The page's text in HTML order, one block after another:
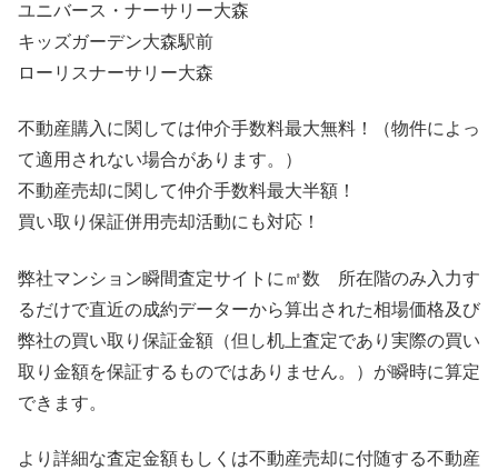
ユニバース・ナーサリー大森
キッズガーデン大森駅前
ローリスナーサリー大森
不動産購入に関しては仲介手数料最大無料！（物件によっ
て適用されない場合があります。）
不動産売却に関して仲介手数料最大半額！
買い取り保証併用売却活動にも対応！
弊社マンション瞬間査定サイトに㎡数 所在階のみ入力す
るだけで直近の成約データーから算出された相場価格及び
弊社の買い取り保証金額（但し机上査定であり実際の買い
取り金額を保証するものではありません。）が瞬時に算定
できます。
より詳細な査定金額もしくは不動産売却に付随する不動産